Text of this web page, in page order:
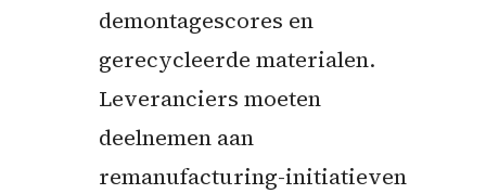
demontagescores en
gerecycleerde materialen.
Leveranciers moeten
deelnemen aan
remanufacturing-initiatieven